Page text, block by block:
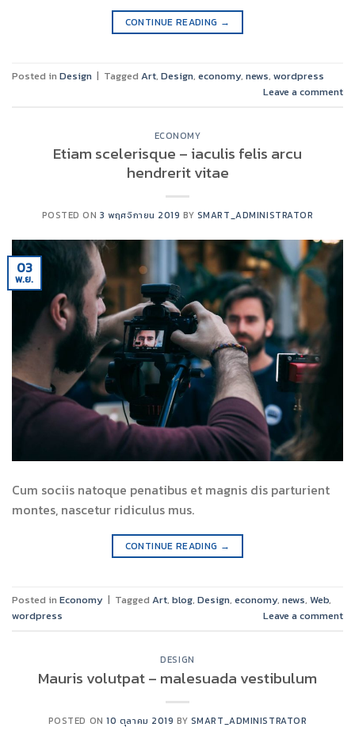
CONTINUE READING →
Posted in Design | Tagged Art, Design, economy, news, wordpress
Leave a comment
ECONOMY
Etiam scelerisque – iaculis felis arcu
hendrerit vitae
POSTED ON3 พฤศจิกายน 2019 BY SMART_ADMINISTRATOR
03
พ.ย.
Cum sociis natoque penatibus et magnis dis parturient
montes, nascetur ridiculus mus.
CONTINUE READING →
Posted in Economy | Tagged Art, blog, Design, economy, news, Web,
wordpress
Leave a comment
DESIGN
Mauris volutpat – malesuada vestibulum
POSTED ON10 ตุลาคม 2019 BY SMART_ADMINISTRATOR